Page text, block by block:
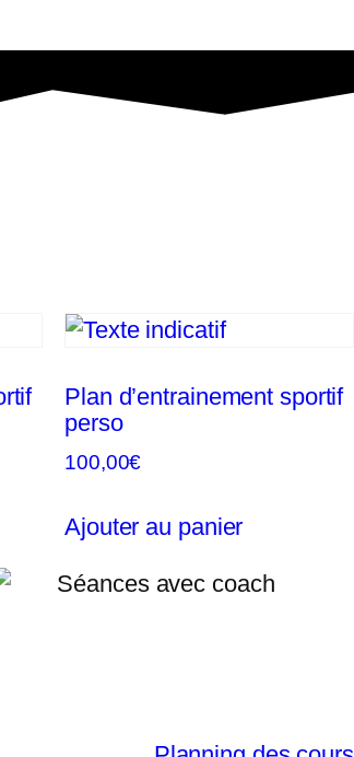
Plan d’entrainement sportif
perso
100,00€
Ajouter au panier